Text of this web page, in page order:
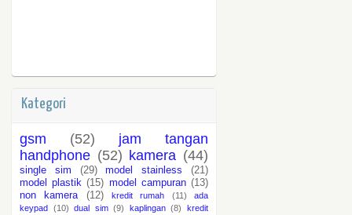
Kategori
gsm (52)
jam tangan
handphone (52) kamera (44)
single sim (29) model stainless
(21)
model plastik (15) model campuran (13)
non kamera
(12) kredit rumah (11)
ada
keypad (10) dual sim (9) kaplingan (8)
kredit